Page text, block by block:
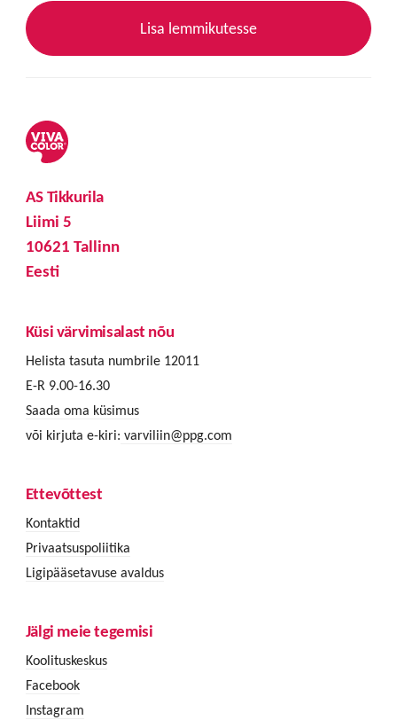
Lisa lemmikutesse
AS Tikkurila
Liimi 5
10621 Tallinn
Eesti
Küsi värvimisalast nõu
Helista tasuta numbrile 12011
E-R 9.00-16.30
Saada oma küsimus
või kirjuta e-kiri: varviliin@ppg.com
Ettevõttest
Kontaktid
Privaatsuspoliitika
Ligipääsetavuse avaldus
Jälgi meie tegemisi
Koolituskeskus
Facebook
Instagram